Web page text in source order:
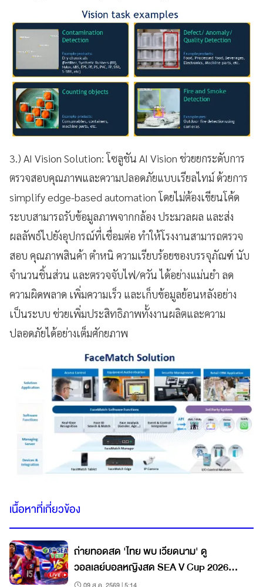
3.) AI Vision Solution: โซลูชัน AI Vision ช่วยยกระดับการ
ตรวจสอบคุณภาพและความปลอดภัยแบบเรียลไทม์ ด้วยการ
simplify edge-based automation โดยไม่ต้องเขียนโค้ด
ระบบสามารถรับข้อมูลภาพจากกล้อง ประมวลผล และส่ง
ผลลัพธ์ไปยังอุปกรณ์ที่เชื่อมต่อ ทำให้โรงงานสามารถตรวจ
สอบ คุณภาพสินค้า ตำหนิ ความเรียบร้อยของบรรจุภัณฑ์ นับ
จำนวนชิ้นส่วน และตรวจจับไฟ/ควัน ได้อย่างแม่นยำ ลด
ความผิดพลาด เพิ่มความเร็ว และเก็บข้อมูลย้อนหลังอย่าง
เป็นระบบ ช่วยเพิ่มประสิทธิภาพทั้งงานผลิตและความ
ปลอดภัยได้อย่างเต็มศักยภาพ
เนื้อหาที่เกี่ยวข้อง
ถ่ายทอดสด 'ไทย พบ เวียดนาม' ดู
วอลเลย์บอลหญิงสด SEA V Cup 2026
สนาม 2